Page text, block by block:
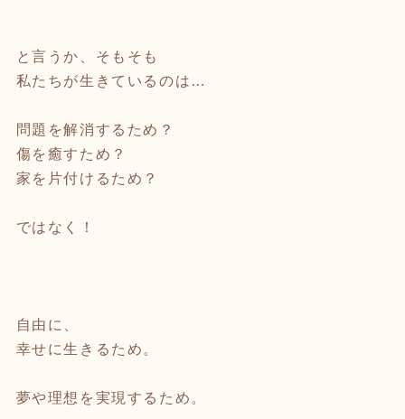
と言うか、そもそも
私たちが生きているのは…
問題を解消するため？
傷を癒すため？
家を片付けるため？
ではなく！
自由に、
幸せに生きるため。
夢や理想を実現するため。